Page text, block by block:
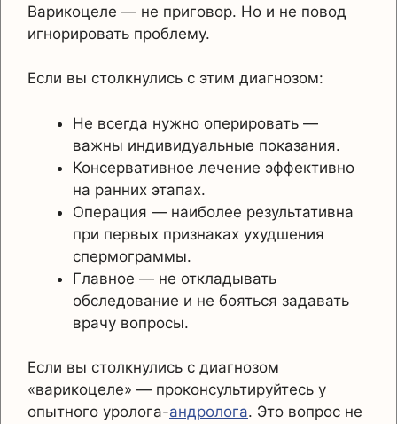
Варикоцеле — не приговор. Но и не повод
игнорировать проблему.
Если вы столкнулись с этим диагнозом:
Не всегда нужно оперировать —
важны индивидуальные показания.
Консервативное лечение эффективно
на ранних этапах.
Операция — наиболее результативна
при первых признаках ухудшения
спермограммы.
Главное — не откладывать
обследование и не бояться задавать
врачу вопросы.
Если вы столкнулись с диагнозом
«варикоцеле» — проконсультируйтесь у
опытного уролога-андролога. Это вопрос не